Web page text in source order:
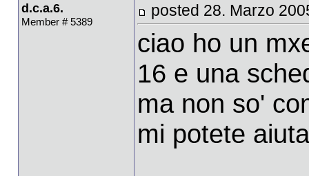
d.c.a.6.
Member # 5389
posted 28. Marzo
ciao ho un
16 e una
ma non so'
mi potete